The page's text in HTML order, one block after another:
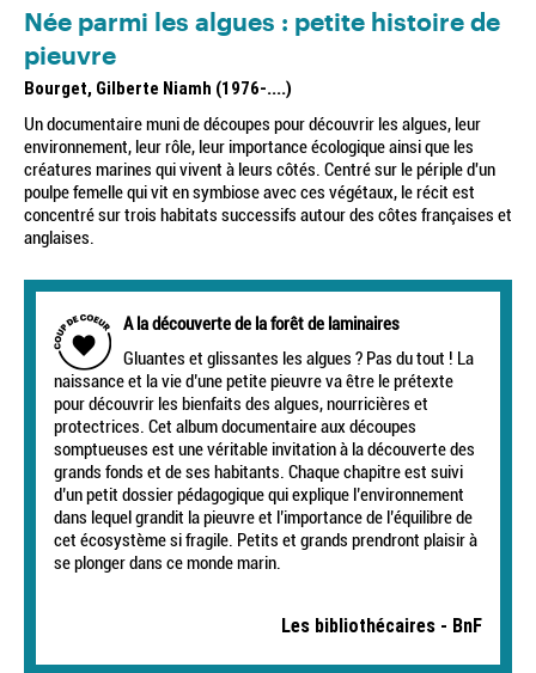
Née parmi les algues : petite histoire de
pieuvre
Bourget, Gilberte Niamh (1976-....)
Un documentaire muni de découpes pour découvrir les algues, leur
environnement, leur rôle, leur importance écologique ainsi que les
créatures marines qui vivent à leurs côtés. Centré sur le périple d'un
poulpe femelle qui vit en symbiose avec ces végétaux, le récit est
concentré sur trois habitats successifs autour des côtes françaises et
anglaises.
A la découverte de la forêt de laminaires
Gluantes et glissantes les algues ? Pas du tout ! La
naissance et la vie d’une petite pieuvre va être le prétexte
pour découvrir les bienfaits des algues, nourricières et
protectrices. Cet album documentaire aux découpes
somptueuses est une véritable invitation à la découverte des
grands fonds et de ses habitants. Chaque chapitre est suivi
d’un petit dossier pédagogique qui explique l’environnement
dans lequel grandit la pieuvre et l’importance de l’équilibre de
cet écosystème si fragile. Petits et grands prendront plaisir à
se plonger dans ce monde marin.
Les bibliothécaires - BnF